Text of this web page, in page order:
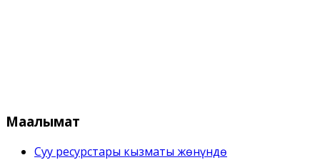
Маалымат
Суу ресурстары кызматы жѳнүндѳ